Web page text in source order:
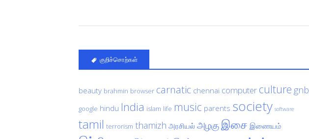
குறிச்சொற்கள்
beauty brahmin browser carnatic chennai computer culture gnb
google hindu India islam life music parents society software
tamil terrorism thamizh அரசியல் அழகுஇசை இணையம்